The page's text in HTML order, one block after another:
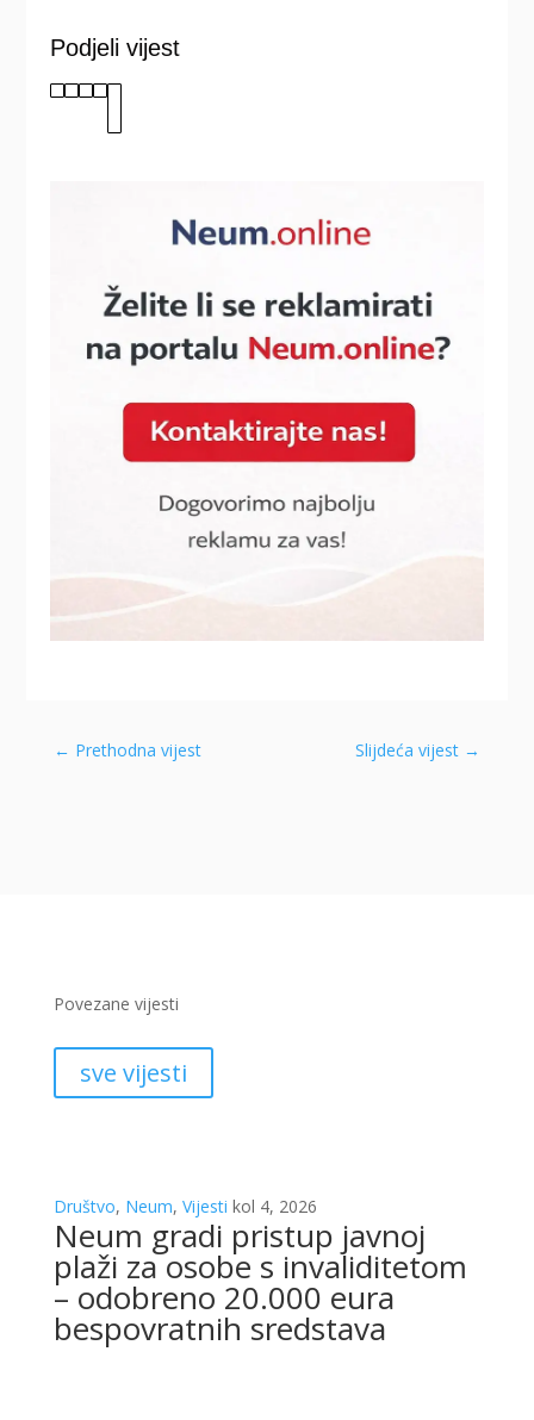
Podjeli vijest
← Prethodna vijest Slijdeća vijest →
Povezane vijesti
sve vijesti
Društvo, Neum, Vijesti kol 4, 2026
Neum gradi pristup javnoj
plaži za osobe s invaliditetom
– odobreno 20.000 eura
bespovratnih sredstava